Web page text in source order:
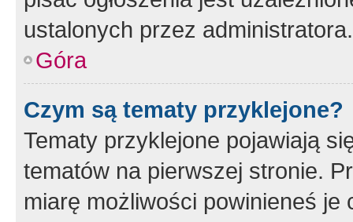
ustalonych przez administratora.
Góra
Czym są tematy przyklejone?
Tematy przyklejone pojawiają
tematów na pierwszej stronie.
miarę możliwości powinieneś je